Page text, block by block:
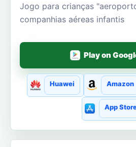
Jogo para crianças
companhias aéreas infantis
Play on
Huawei Amazon
App